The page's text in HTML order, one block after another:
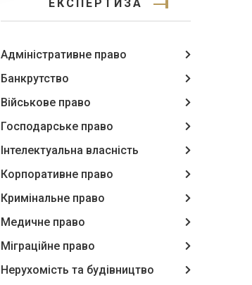
ЕКСПЕРТИЗА
Адміністративне право
Банкрутство
Військове право
Господарське право
Інтелектуальна власність
Корпоративне право
Кримінальне право
Медичне право
Міграційне право
Нерухомість та будівництво